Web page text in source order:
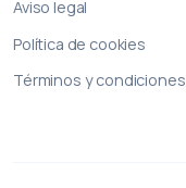
Aviso legal
Política de cookies
Términos y condiciones